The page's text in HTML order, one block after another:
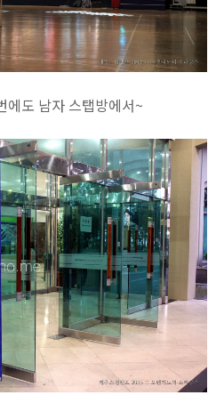
에도 남자 스탭방에서~